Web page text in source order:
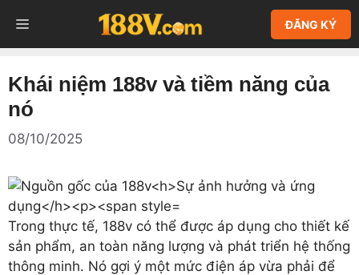
đến
nội
ĐĂNG KÝ
MENU
Khái niệm 188v và tiềm năng của
nó
08/10/2025
Trong thực tế, 188v có thể được áp dụng cho thiết kế
sản phẩm, an toàn năng lượng và phát triển hệ thống
thông minh. Nó gợi ý một mức điện áp vừa phải để